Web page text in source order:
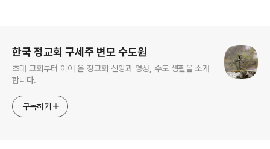
한국 정교회 구세주 변모 수도원
초대 교회부터 이어 온 정교회 신앙과 영성, 수도 생활을 소개
합니다.
구독하기